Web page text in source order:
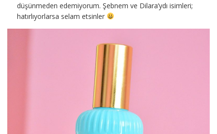
düşünmeden edemiyorum. Şebnem ve Dilara’ydı isimleri;
hatırlıyorlarsa selam etsinler